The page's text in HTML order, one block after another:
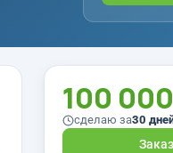
100
сделаю за30